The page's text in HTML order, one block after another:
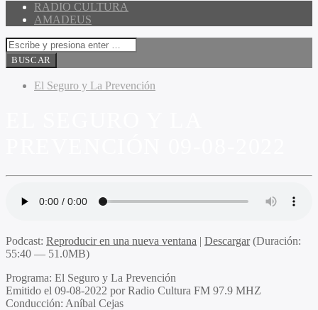
RADIO CULTURA
AMADEUS
El Seguro y La Prevención
Podcast: Reproducir en una nueva ventana | Descargar(Duración:
55:40 — 51.0MB)
Programa: El Seguro y La Prevención
Emitido el 09-08-2022 por Radio Cultura FM 97.9 MHZ
Conducción: Aníbal Cejas